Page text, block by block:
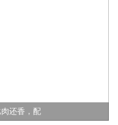
还香，配